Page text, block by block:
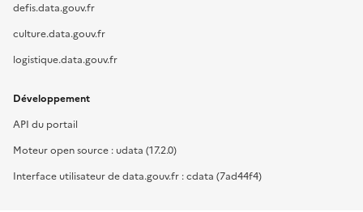
defis.data.gouv.fr
culture.data.gouv.fr
logistique.data.gouv.fr
Développement
API du portail
Moteur open source : udata (17.2.0)
Interface utilisateur de data.gouv.fr : cdata (7ad44f4)